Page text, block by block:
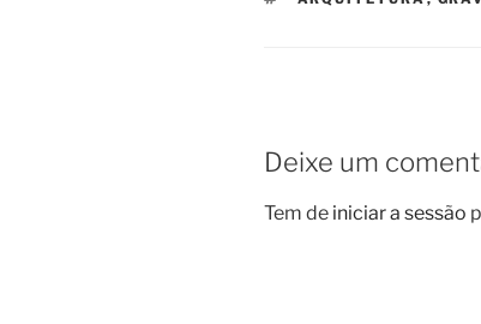
Deixe um
Tem de iniciar a sessão